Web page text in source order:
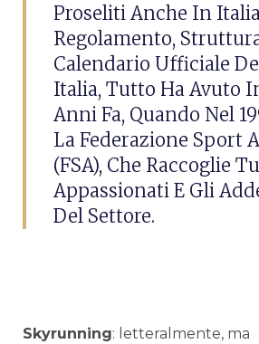
Proseliti Anche In
Regolamento,
Calendario Ufficiale
Italia, Tutto Ha Avuto
Anni Fa, Quando Nel
La Federazione Sport
(FSA), Che Raccoglie
Appassionati E Gli
Del Settore.
Skyrunning: letteralmente, ma